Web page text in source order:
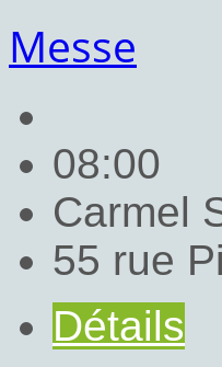
Messe
08:00
Carmel
55 rue
Détails